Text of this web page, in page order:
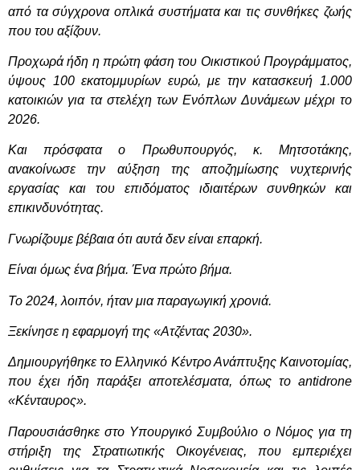
από τα σύγχρονα οπλικά συστήματα και τις συνθήκες ζωής
που του αξίζουν.
Προχωρά ήδη η πρώτη φάση του Οικιστικού Προγράμματος,
ύψους 100 εκατομμυρίων ευρώ, με την κατασκευή 1.000
κατοικιών για τα στελέχη των Ενόπλων Δυνάμεων μέχρι το
2026.
Και πρόσφατα ο Πρωθυπουργός, κ. Μητσοτάκης,
ανακοίνωσε την αύξηση της αποζημίωσης νυχτερινής
εργασίας και του επιδόματος ιδιαιτέρων συνθηκών και
επικινδυνότητας.
Γνωρίζουμε βέβαια ότι αυτά δεν είναι επαρκή.
Είναι όμως ένα βήμα. Ένα πρώτο βήμα.
Το 2024, λοιπόν, ήταν μια παραγωγική χρονιά.
Ξεκίνησε η εφαρμογή της «Ατζέντας 2030».
Δημιουργήθηκε το Ελληνικό Κέντρο Ανάπτυξης Καινοτομίας,
που έχει ήδη παράξει αποτελέσματα, όπως το antidrone
«Κένταυρος».
Παρουσιάσθηκε στο Υπουργικό Συμβούλιο ο Νόμος για τη
στήριξη της Στρατιωτικής Οικογένειας, που εμπεριέχει